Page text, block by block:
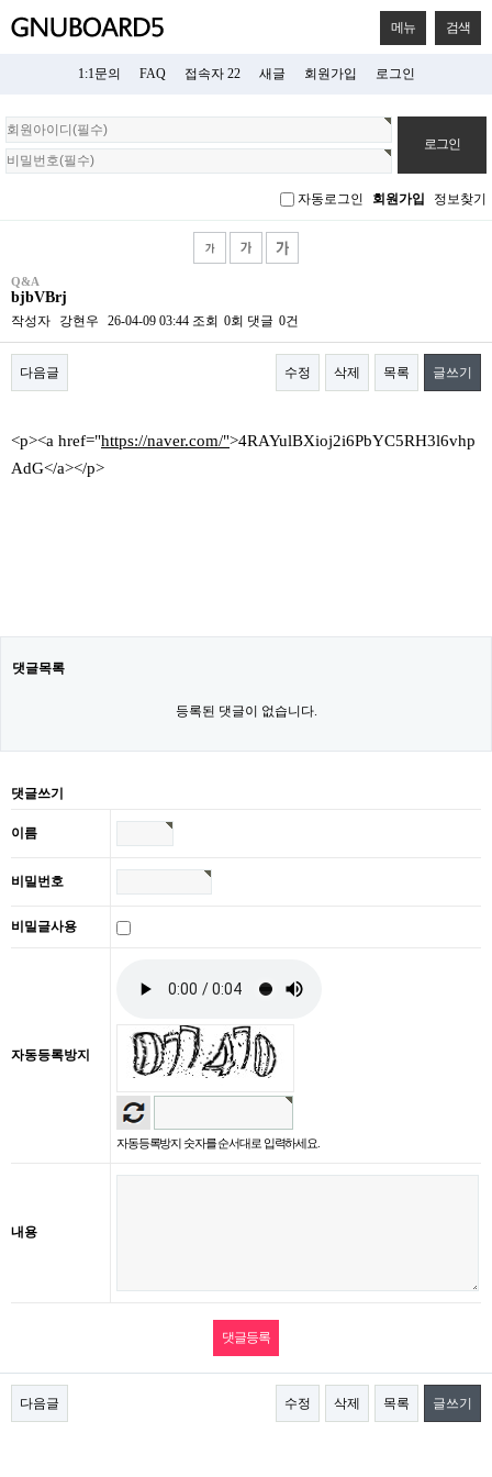
메뉴 검색
1:1문의 FAQ 접속자 22 새글 회원가입 로그인
회
원
로
자동로그인 회원가입 정보찾기
Q&A
bjbVBrj
작성자 강현우 26-04-09 03:44 조회 0회 댓글 0건
다음글 수정 삭제 목록 글쓰기
<p><a href="https://naver.com/">4RAYulBXioj2i6PbYC5RH3l6vhp
AdG</a></p>
댓글목록
등록된 댓글이 없습니다.
댓글쓰기
이름
비밀번호
비밀글사용
자동등록방지
자동등록방지 숫자를 순서대로 입력하세요.
내용
다음글 수정 삭제 목록 글쓰기